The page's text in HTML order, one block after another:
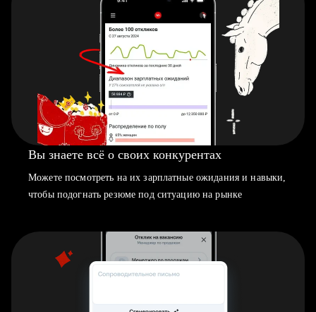
Вы знаете всё о своих конкурентах
Можете посмотреть на их зарплатные ожидания и навыки,
чтобы подогнать резюме под ситуацию на рынке